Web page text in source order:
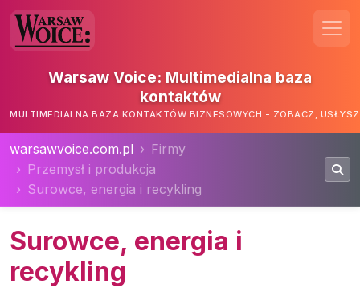
Warsaw Voice: Multimedialna baza
kontaktów
MULTIMEDIALNA BAZA KONTAKTÓW BIZNESOWYCH - ZOBACZ,
warsawvoice.com.pl
Firmy
Przemysł i produkcja
Surowce, energia i recykling
Surowce, energia i
recykling